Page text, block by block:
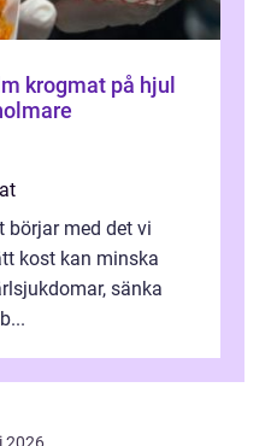
börjar med det vi
kost kan minska
sänka